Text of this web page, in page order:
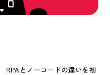
RPAとノーコードの違いを初